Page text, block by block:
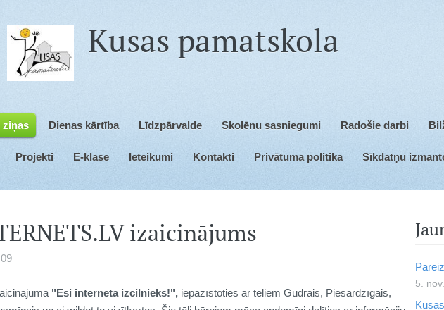
Kusas
ziņas Dienas kārtība Līdzpārvalde Skolēnu sasniegumi Radošie darbi
Projekti E-klase Ieteikumi Kontakti Privātuma politika Sīkdatņu
5.
izaicinājums
"Esi interneta izcilnieks!", iepazīstoties ar tēliem Gudrais, Piesardzīgais,